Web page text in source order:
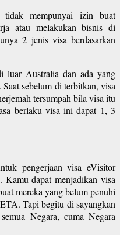
tidak mempunyai izin buat
atau melakukan bisnis di
2 jenis visa berdasarkan
luar Australia dan ada yang
sebelum di terbitkan, visa
tersumpah bila visa itu
berlaku visa ini dapat 1, 3
pengerjaan visa eVisitor
Kamu dapat menjadikan visa
mereka yang belum penuhi
Tapi begitu di sayangkan
Negara, cuma Negara